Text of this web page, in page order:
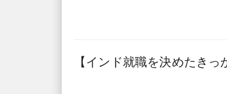
【インド就職を決めたきっ